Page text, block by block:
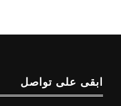
ابقى على تواصل